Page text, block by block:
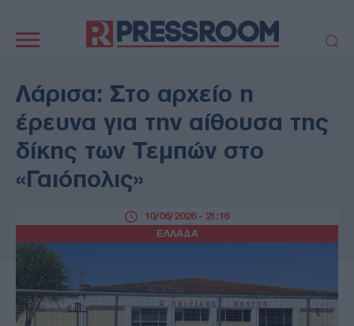
πλοήγηση
ΠΟΛΙΤΙΚΗ
ΤΟΥΡΚΙΑ
ΟΙΚΟΝΟΜΙΑ
ΕΚΚΛΗΣΙΑ
ΑΜΥΝΑ
ΔΙΕΘΝΗ
ΚΥΠΡΟΣ
MEDIA
AUTO - MOTO
ΓΑΣΤΡΟΝΟΜΙΑ
ΥΓΕΙΑ
ΠΑΡΑΞΕΝΑ
ΑΡΘΡΟΓΡΑΦΙΑ
Λάρισα: Στο αρχείο η
έρευνα για την αίθουσα της
δίκης των Τεμπών στο
«Γαιόπολις»
ΕΛΛΑΔΑ
10/06/2026 - 21:16